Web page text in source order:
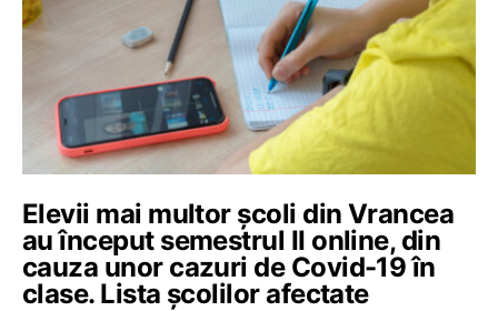
Elevii mai multor școli din Vrancea
au început semestrul II online, din
cauza unor cazuri de Covid-19 în
clase. Lista școlilor afectate